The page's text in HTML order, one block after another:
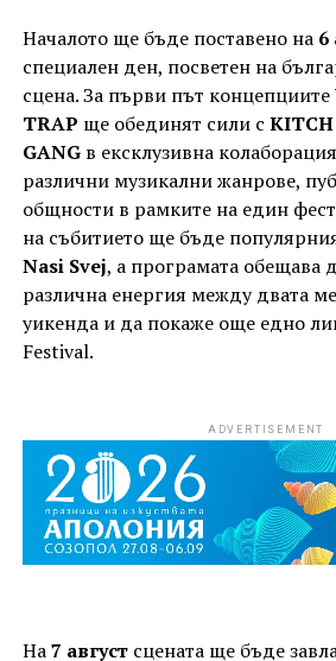
Началото ще бъде поставено на 6
специален ден, посветен на
сцена. За първи път концепциите
TRAP ще обединят сили с KITCH
GANGв ексклузивна
различни музикални жанрове,
общности в рамките на един
на събитието ще бъде
Nasi Svej, а програмата обещава
различна енергия между двата
уикенда и да покаже още едно
Festival.
ADVERTISEMENT
На7 августсцената ще бъде